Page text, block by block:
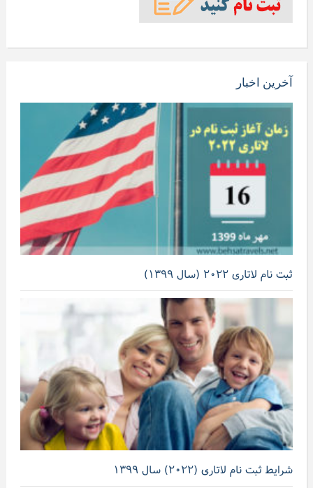
آخرین اخبار
ثبت نام لاتاری ۲۰۲۲ (سال ۱۳۹۹)
شرایط ثبت نام لاتاری (۲۰۲۲) سال ۱۳۹۹